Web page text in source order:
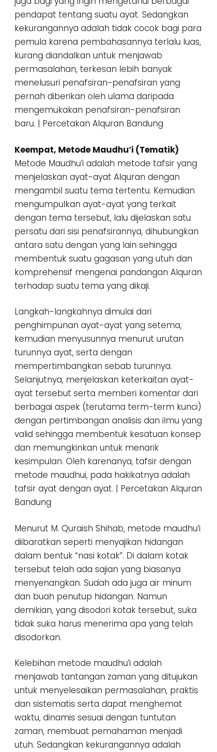
pendapat tentang suatu ayat. Sedangkan
kekurangannya adalah tidak cocok bagi para
pemula karena pembahasannya terlalu luas,
kurang diandalkan untuk menjawab
permasalahan, terkesan lebih banyak
menelusuri penafsiran-penafsiran yang
pernah diberikan oleh ulama daripada
mengemukakan penafsiran-penafsiran
baru. | Percetakan Alquran Bandung
Keempat, Metode Maudhu’i (Tematik)
Metode Maudhu’i adalah metode tafsir yang
menjelaskan ayat-ayat Alquran dengan
mengambil suatu tema tertentu. Kemudian
mengumpulkan ayat-ayat yang terkait
dengan tema tersebut, lalu dijelaskan satu
persatu dari sisi penafsirannya, dihubungkan
antara satu dengan yang lain sehingga
membentuk suatu gagasan yang utuh dan
komprehensif mengenai pandangan Alquran
terhadap suatu tema yang dikaji.
Langkah-langkahnya dimulai dari
penghimpunan ayat-ayat yang setema,
kemudian menyusunnya menurut urutan
turunnya ayat, serta dengan
mempertimbangkan sebab turunnya.
Selanjutnya, menjelaskan keterkaitan ayat-
ayat tersebut serta memberi komentar dari
berbagai aspek (terutama term-term kunci)
dengan pertimbangan analisis dan ilmu yang
valid sehingga membentuk kesatuan konsep
dan memungkinkan untuk menarik
kesimpulan. Oleh karenanya, tafsir dengan
metode maudhui, pada hakikatnya adalah
tafsir ayat dengan ayat. | Percetakan Alquran
Bandung
Menurut M. Quraish Shihab, metode maudhu’i
diibaratkan seperti menyajikan hidangan
dalam bentuk “nasi kotak”. Di dalam kotak
tersebut telah ada sajian yang biasanya
menyenangkan. Sudah ada juga air minum
dan buah penutup hidangan. Namun
demikian, yang disodori kotak tersebut, suka
tidak suka harus menerima apa yang telah
disodorkan.
Kelebihan metode maudhu’i adalah
menjawab tantangan zaman yang ditujukan
untuk menyelesaikan permasalahan, praktis
dan sistematis serta dapat menghemat
waktu, dinamis sesuai dengan tuntutan
zaman, membuat pemahaman menjadi
utuh. Sedangkan kekurangannya adalah